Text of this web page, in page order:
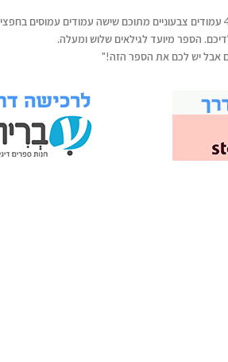
הספר "אין לי אבל יש לי" כולל 45 עמודים צבעוניים מתוכם שישה עמודים
הספר מיועד לגילאים שלוש ומעלה.
אבל יש לכם את הספר הזה!"